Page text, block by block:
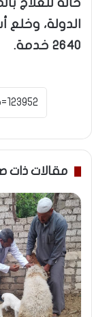
حالة للعلاج
2640 خدمة.
مقالات ذات